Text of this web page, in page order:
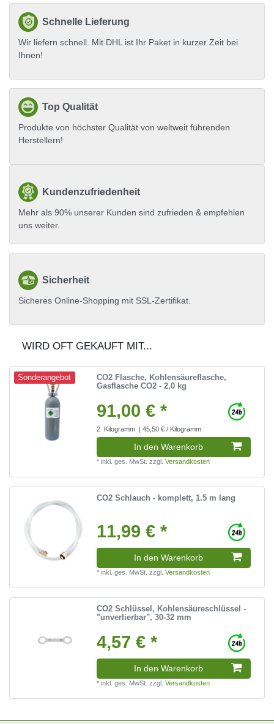
Schnelle Lieferung
Wir liefern schnell. Mit DHL ist Ihr Paket in kurzer Zeit bei
Ihnen!
Top Qualität
Produkte von höchster Qualität von weltweit führenden
Herstellern!
Kundenzufriedenheit
Mehr als 90% unserer Kunden sind zufrieden & empfehlen
uns weiter.
Sicherheit
Sicheres Online-Shopping mit SSL-Zertifikat.
WIRD OFT GEKAUFT MIT...
Sonderangebot
CO2 Flasche, Kohlensäureflasche,
Gasflasche CO2 - 2,0 kg
91,00 € *
2 Kilogramm | 45,50 € / Kilogramm
In den Warenkorb
*inkl. ges. MwSt. zzgl.Versandkosten
CO2 Schlauch - komplett, 1.5 m lang
11,99 € *
In den Warenkorb
*inkl. ges. MwSt. zzgl.Versandkosten
CO2 Schlüssel, Kohlensäureschlüssel -
"unverlierbar", 30-32 mm
4,57 € *
In den Warenkorb
*inkl. ges. MwSt. zzgl.Versandkosten